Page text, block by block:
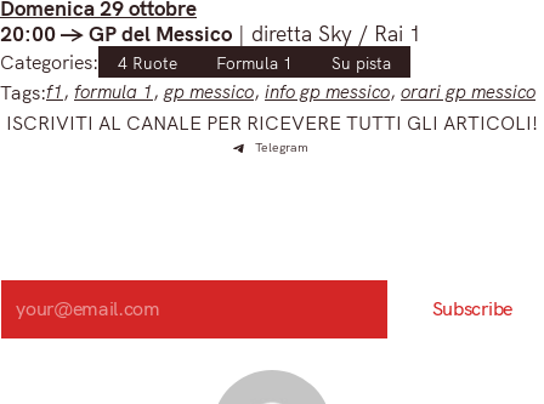
Domenica 29 ottobre
20:00 -> GP del Messico | diretta Sky / Rai 1
Categories: 4 Ruote Formula 1 Su pista
Tags:f1 , formula 1 , gp messico, info gp messico, orari gp messico
ISCRIVITI AL CANALE PER RICEVERE TUTTI GLI ARTICOLI!
Telegram
Search
Subscribe